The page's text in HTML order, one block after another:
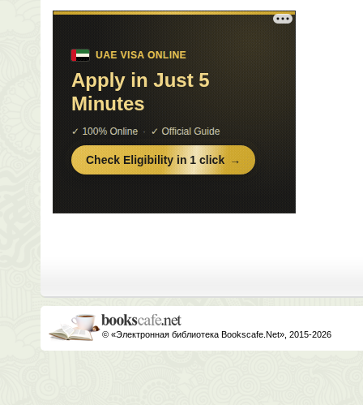
© «Электронная библиотека Bookscafe.Net», 2015-2026